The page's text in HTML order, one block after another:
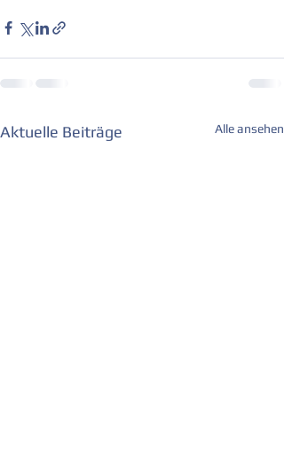
Aktuelle Beiträge Alle ansehen